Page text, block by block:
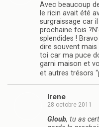
Avec beaucoup
le ricin avait été
surgraissage car
prochaine fois
splendides !
dire souvent mais
toi car ma puce
garni maison et
et autres trésors
Irene
28 octobre 2011
Gloub, tu as